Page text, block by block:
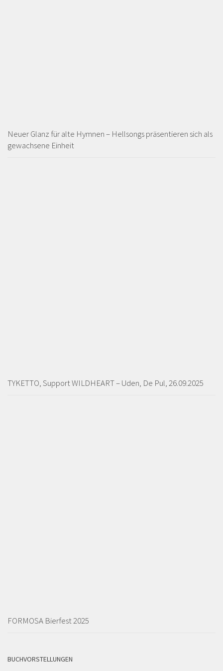
Neuer Glanz für alte Hymnen – Hellsongs präsentieren sich als
gewachsene Einheit
TYKETTO, Support WILDHEART – Uden, De Pul, 26.09.2025
FORMOSA Bierfest 2025
BUCHVORSTELLUNGEN